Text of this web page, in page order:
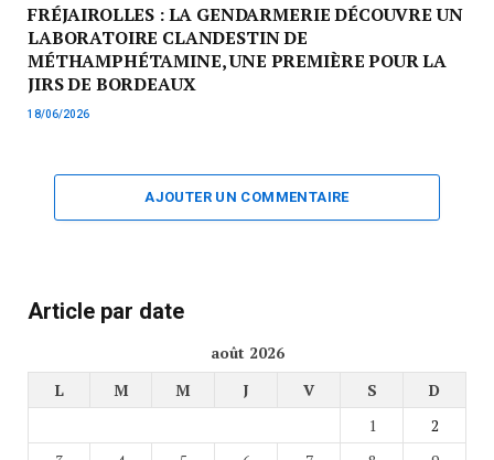
FRÉJAIROLLES : LA GENDARMERIE DÉCOUVRE UN
LABORATOIRE CLANDESTIN DE
MÉTHAMPHÉTAMINE, UNE PREMIÈRE POUR LA
JIRS DE BORDEAUX
18/06/2026
AJOUTER UN COMMENTAIRE
Article par date
août 2026
L
M M J V S
D
1
2